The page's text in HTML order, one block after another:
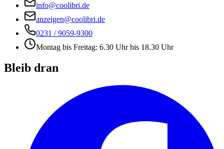
info@coolibri.de
anzeigen@coolibri.de
0231 / 9059-9300
Montag bis Freitag: 6.30 Uhr bis 18.30 Uhr
Bleib dran